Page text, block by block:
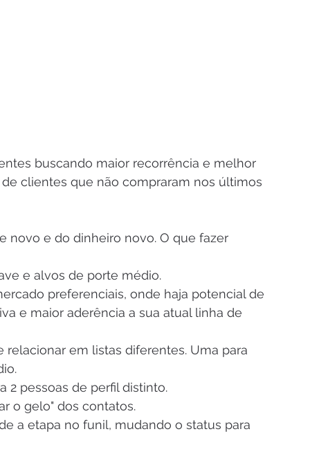
buscando maior recorrência e melhor
clientes que não compraram nos últimos
novo e do dinheiro novo. O que fazer
e alvos de porte médio.
preferenciais, onde haja potencial de
e maior aderência a sua atual linha de
em listas diferentes. Uma para
2 pessoas de perfil distinto.
o gelo" dos contatos.
a etapa no funil, mudando o status para